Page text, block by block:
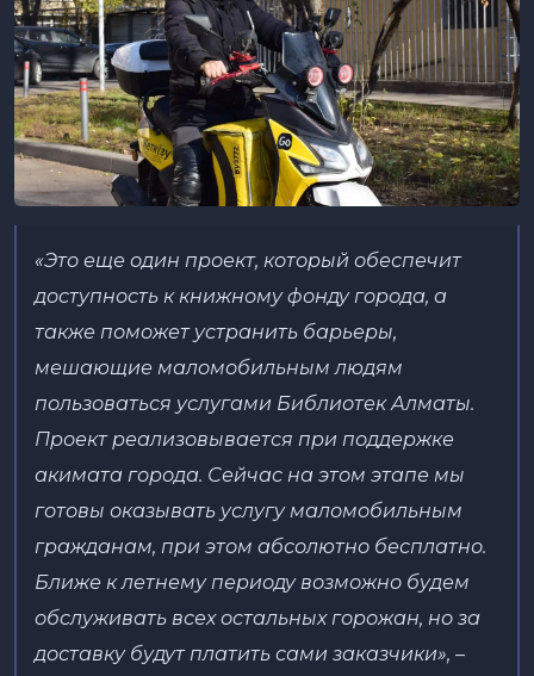
«Это еще один проект, который обеспечит
доступность к книжному фонду города, а
также поможет устранить барьеры,
мешающие маломобильным людям
пользоваться услугами Библиотек Алматы.
Проект реализовывается при поддержке
акимата города. Сейчас на этом этапе мы
готовы оказывать услугу маломобильным
гражданам, при этом абсолютно бесплатно.
Ближе к летнему периоду возможно будем
обслуживать всех остальных горожан, но за
доставку будут платить сами заказчики», –